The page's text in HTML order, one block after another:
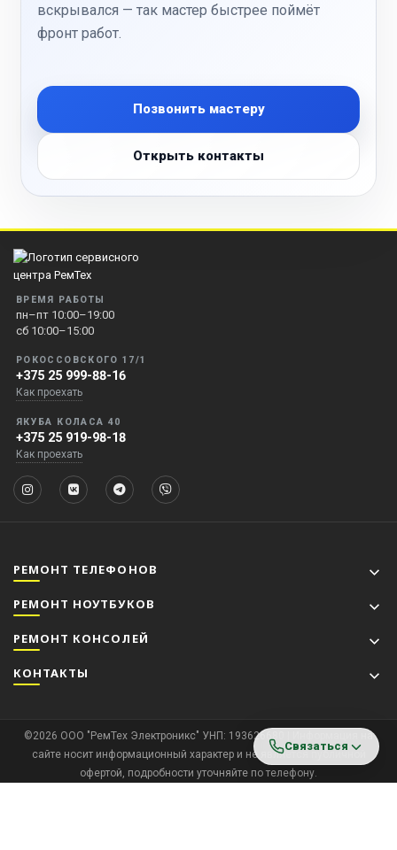
вскрывался — так мастер быстрее поймёт
фронт работ.
Позвонить мастеру
Открыть контакты
ВРЕМЯ РАБОТЫ
пн–пт 10:00–19:00
сб 10:00–15:00
РОКОССОВСКОГО 17/1
+375 25 999-88-16
Как проехать
ЯКУБА КОЛАСА 40
+375 25 919-98-18
Как проехать
РЕМОНТ ТЕЛЕФОНОВ
РЕМОНТ НОУТБУКОВ
РЕМОНТ КОНСОЛЕЙ
КОНТАКТЫ
©2026 ООО "РемТех Электроникс" УНП: 193626680 | Информация на
сайте носит информационный характер и не является публичной
офертой, подробности уточняйте по телефону.
Связаться